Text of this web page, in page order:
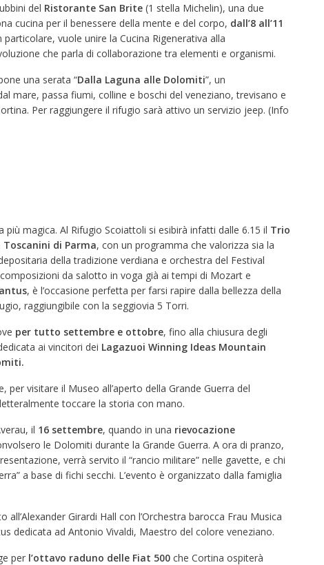
del Ristorante San Brite(1 stella Michelin), una due
cucina per il benessere della mente e del corpo, dall’8 all’11
particolare, vuole unire la Cucina Rigenerativa alla
che parla di collaborazione tra elementi e organismi.
una serata “Dalla Laguna alle Dolomiti”, un
mare, passa fiumi, colline e boschi del veneziano, trevisano e
Per raggiungere il rifugio sarà attivo un servizio jeep. (Info
più magica. Al Rifugio Scoiattoli si esibirà infatti dalle 6.15 il Trio
Toscanini di Parma, con un programma che valorizza sia la
della tradizione verdiana e orchestra del Festival
da salotto in voga già ai tempi di Mozart e
, è l’occasione perfetta per farsi rapire dalla bellezza della
raggiungibile con la seggiovia 5 Torri.
per tutto settembre e ottobre, fino alla chiusura degli
ai vincitori dei Lagazuoi Winning Ideas Mountain
.
per visitare il Museo all’aperto della Grande Guerra del
toccare la storia con mano.
il 16 settembre, quando in una rievocazione
le Dolomiti durante la Grande Guerra. A ora di pranzo,
verrà servito il “rancio militare” nelle gavette, e chi
a base di fichi secchi. L’evento è organizzato dalla famiglia
all’Alexander Girardi Hall con l’Orchestra barocca Frau Musica
dedicata ad Antonio Vivaldi, Maestro del colore veneziano.
per l’ottavo raduno delle Fiat 500che Cortina ospiterà